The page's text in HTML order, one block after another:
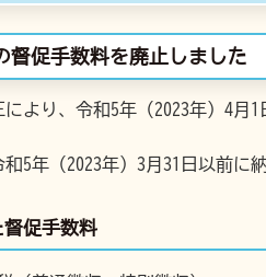
督促手数料を廃止しました
より、令和5年（2023年）4月1
5年（2023年）3月31日以前に
督促手数料